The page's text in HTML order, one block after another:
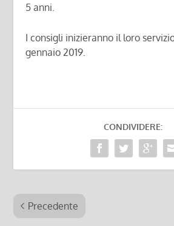
5 anni.
I consigli inizieranno il loro
gennaio 2019.
CONDIVIDERE:
Precedente